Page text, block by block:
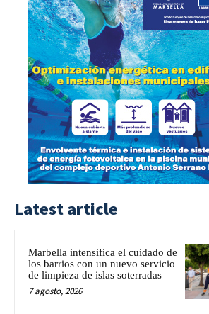
Latest article
Marbella intensifica el cuidado de
los barrios con un nuevo servicio
de limpieza de islas soterradas
7 agosto, 2026